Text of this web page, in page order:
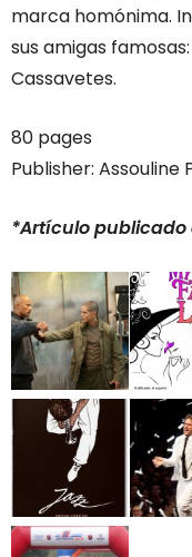
marca homónima.
sus amigas
Cassavetes.
80 pages
Publisher: Assouline
*Artículo publicado